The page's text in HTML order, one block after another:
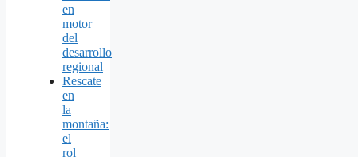
en
motor
del
desarrollo
regional
Rescate
en
la
montaña:
el
rol